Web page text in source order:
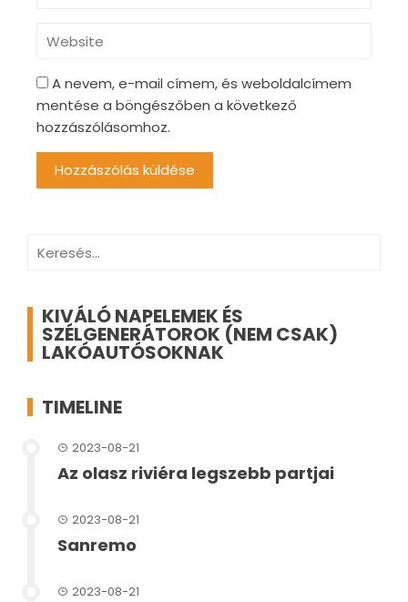
A nevem, e-mail címem, és weboldalcímem
mentése a böngészőben a következő
hozzászólásomhoz.
Keresés:
KIVÁLÓ NAPELEMEK ÉS
SZÉLGENERÁTOROK (NEM CSAK)
LAKÓAUTÓSOKNAK
TIMELINE
2023-08-21
Az olasz riviéra legszebb partjai
2023-08-21
Sanremo
2023-08-21